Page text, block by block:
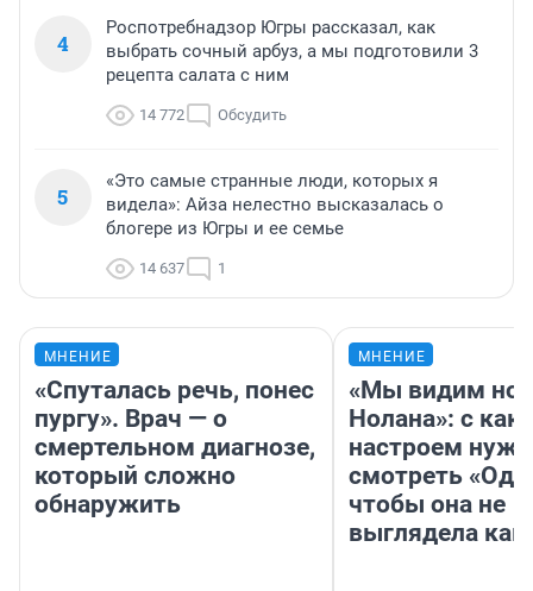
4
Роспотребнадзор Югры рассказал, как
выбрать сочный арбуз, а мы подготовили 3
рецепта салата с ним
14 772 Обсудить
5
«Это самые странные люди, которых я
видела»: Айза нелестно высказалась о
блогере из Югры и ее семье
14 637 1
МНЕНИЕ
«Спуталась речь, понес
пургу». Врач — о
смертельном диагнозе,
который сложно
обнаружить
МНЕНИЕ
«Мы видим
Нолана»: с
настроем
смотреть
чтобы она не
выглядела как